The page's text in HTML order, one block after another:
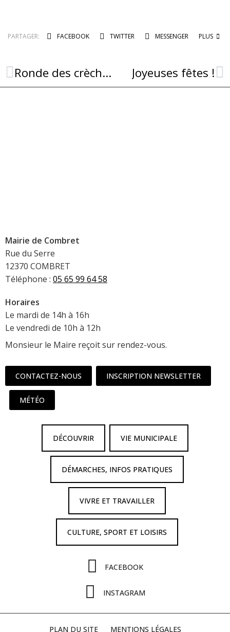
PARTAGER: FACEBOOK TWITTER MESSENGER PLUS
Ronde des crèches et messe de Noël Joyeuses fêtes !
Mairie de Combret
Rue du Serre
12370 COMBRET
Téléphone : 05 65 99 64 58
Horaires
Le mardi de 14h à 16h
Le vendredi de 10h à 12h
Monsieur le Maire reçoit sur rendez-vous.
CONTACTEZ-NOUS INSCRIPTION NEWSLETTER
MÉTÉO
DÉCOUVRIR VIE MUNICIPALE
DÉMARCHES, INFOS PRATIQUES
VIVRE ET TRAVAILLER
CULTURE, SPORT ET LOISIRS
FACEBOOK
INSTAGRAM
PLAN DU SITE MENTIONS LÉGALES